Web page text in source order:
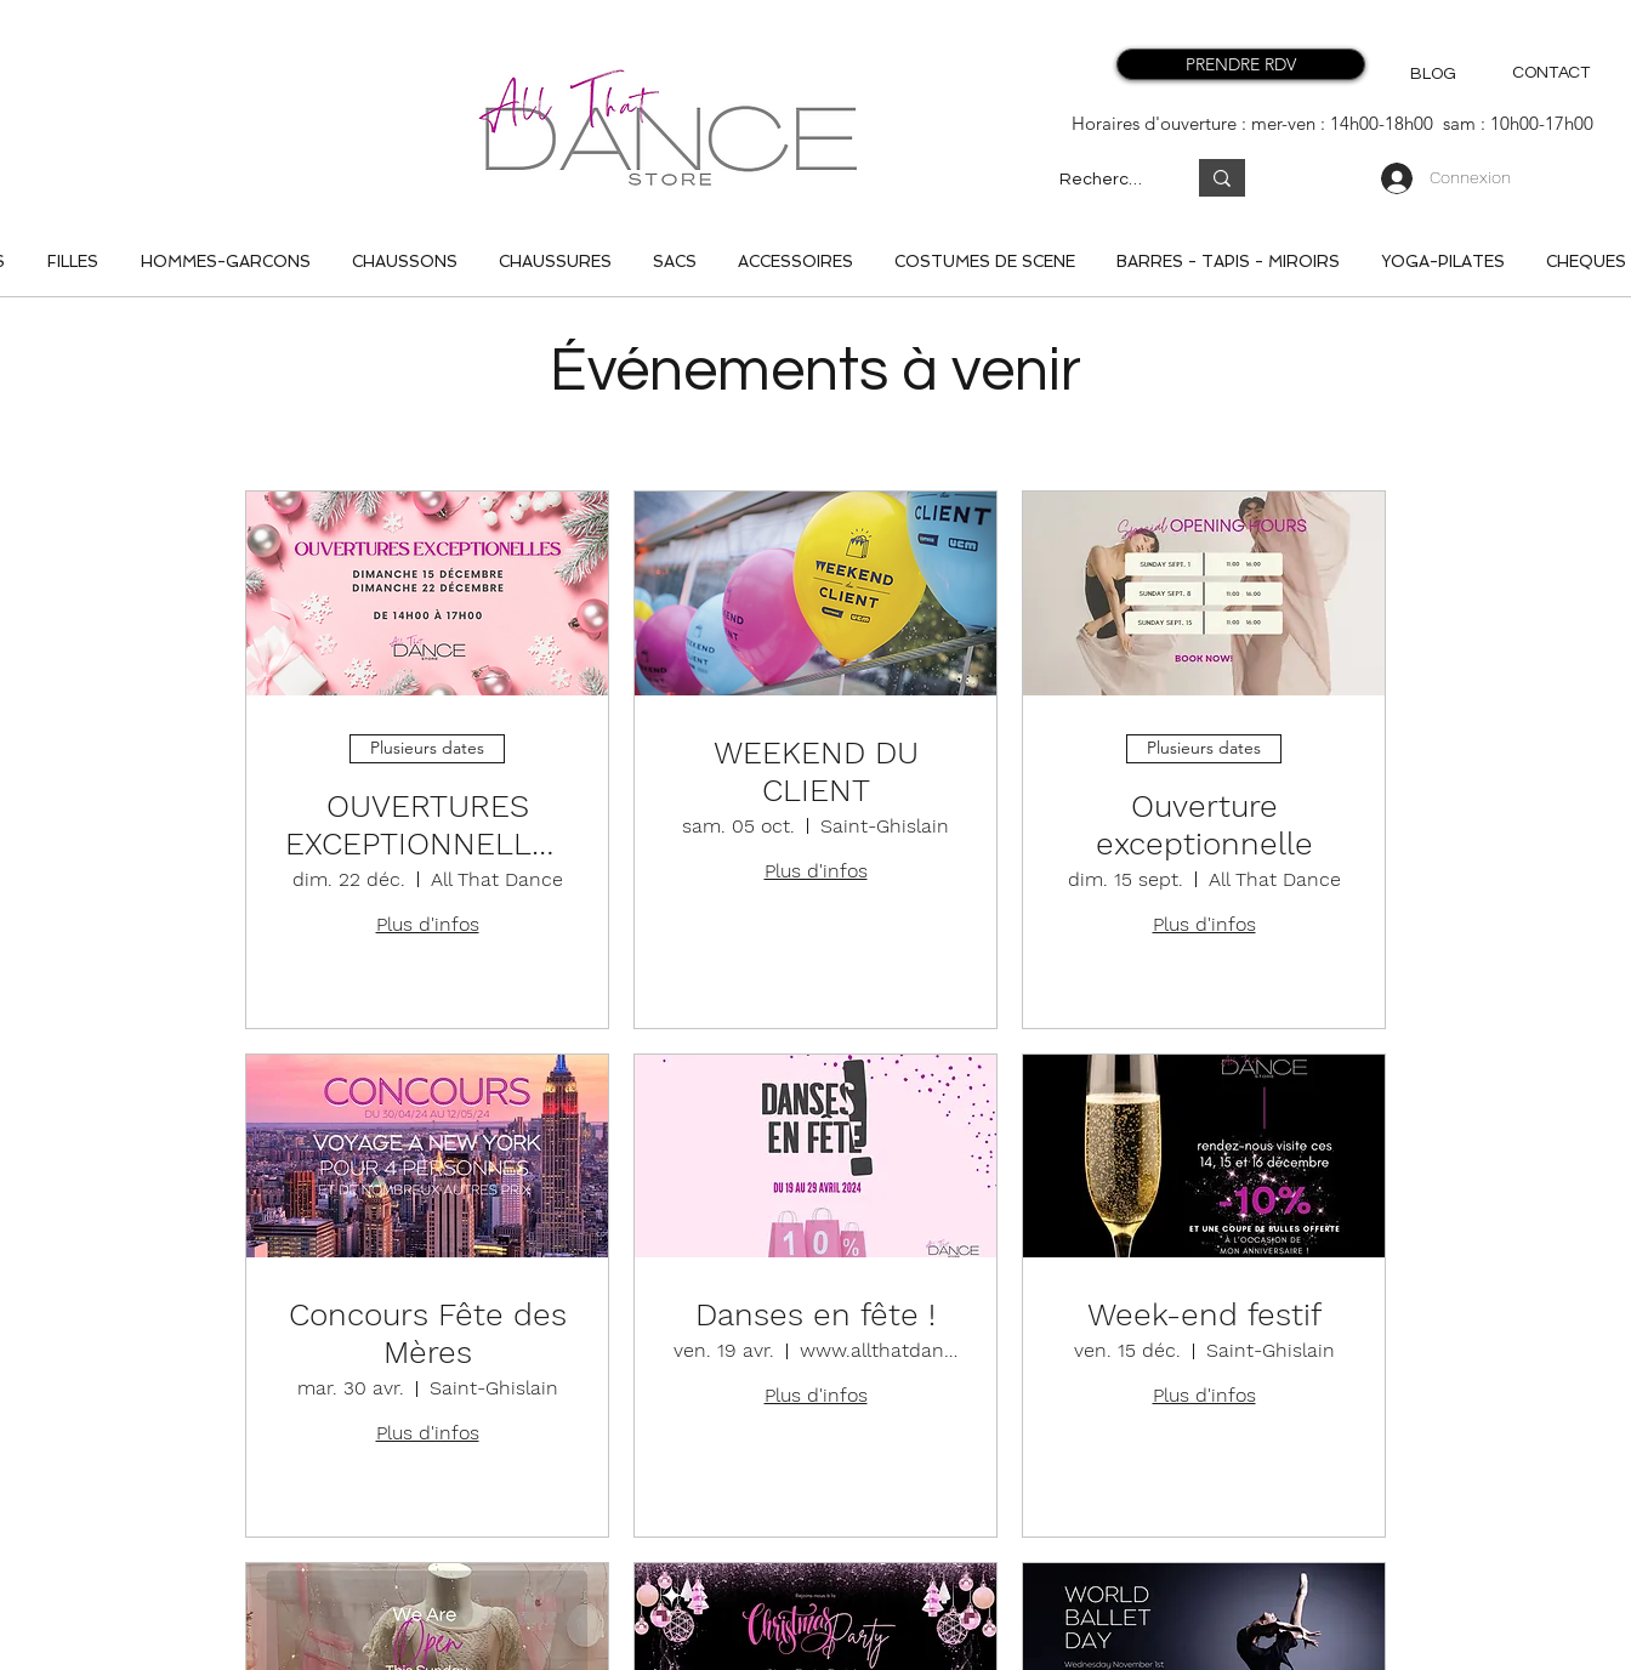
PRENDRE RDV BLOG CONTACT
Horaires d'ouverture : mer-ven : 14h00-18h00 sam : 10h00-17h00
Connexion
FILLES HOMMES-GARCONS CHAUSSONS CHAUSSURES SACS ACCESSOIRES COSTUMES DE SCENE BARRES - TAPIS - MIROIRS YOGA-PILATES CHEQUES
Événements à venir
Plusieurs dates
OUVERTURES
EXCEPTIONNELLES
SHOPPING DE
NOEL
dim. 22 déc.
All That Dance
Plus d'infos
WEEKEND DU
CLIENT
sam. 05 oct.
Saint-Ghislain
Plus d'infos
Plusieurs dates
Ouverture
exceptionnelle
dim. 15 sept.
All That Dance
Plus d'infos
Concours Fête des
Mères
mar. 30 avr.
Saint-Ghislain
Plus d'infos
Danses en fête !
ven. 19 avr.
www.allthatdance.be
Plus d'infos
Week-end festif
ven. 15 déc.
Saint-Ghislain
Plus d'infos